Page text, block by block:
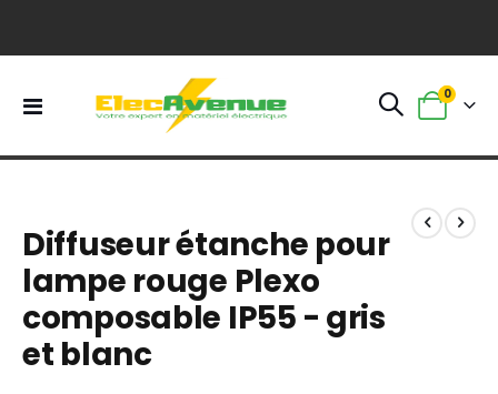
Basculer
Panier
0
the
end
of
the
images
gallery
the
beginning
of
the
images
gallery
Diffuseur étanche pour
lampe rouge Plexo
composable IP55 - gris
et blanc